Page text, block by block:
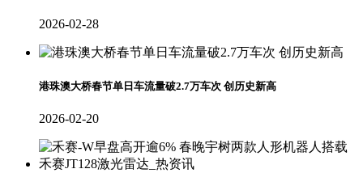
2026-02-28
港珠澳大桥春节单日车流量破2.7万车次 创历史新高
2026-02-20